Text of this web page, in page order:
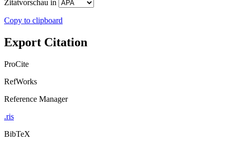
Zitatvorschau in
Copy to clipboard
Export Citation
ProCite
RefWorks
Reference Manager
.ris
BibTeX